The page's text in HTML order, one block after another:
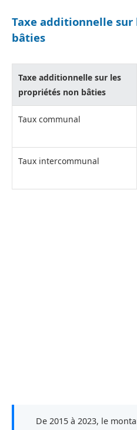
Taxe additionnelle
bâties
Taxe additionnelle sur les
propriétés non bâties
Taux communal
Taux intercommunal
De 2015 à 2023, le